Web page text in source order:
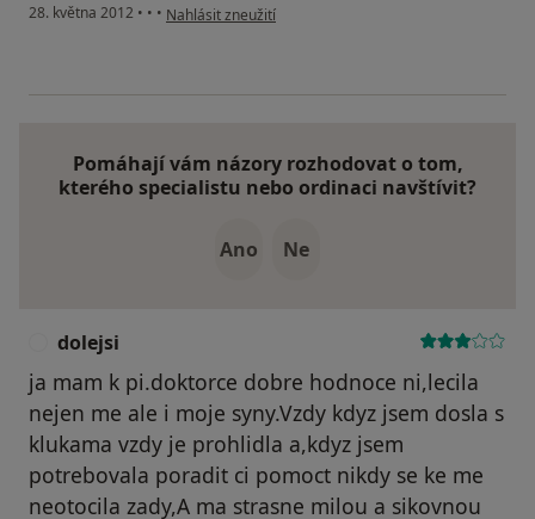
28. května 2012 • • • podle názoru uživatele Váš účet byl odstraněn
Nahlásit zneužití
Pomáhají vám názory rozhodovat o tom,
kterého specialistu nebo ordinaci navštívit?
Ano Ne
dolejsi
ja mam k pi.doktorce dobre hodnoce ni,lecila
nejen me ale i moje syny.Vzdy kdyz jsem dosla s
klukama vzdy je prohlidla a,kdyz jsem
potrebovala poradit ci pomoct nikdy se ke me
neotocila zady,A ma strasne milou a sikovnou